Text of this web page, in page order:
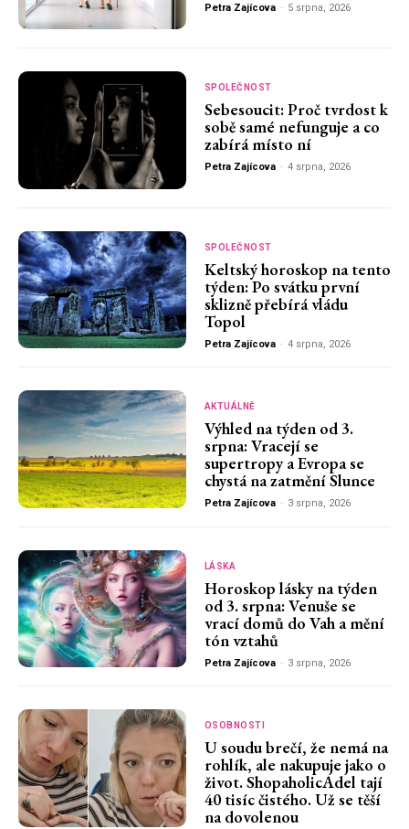
Petra Zajícova - 5 srpna, 2026
SPOLEČNOST
Sebesoucit: Proč tvrdost k
sobě samé nefunguje a co
zabírá místo ní
Petra Zajícova - 4 srpna, 2026
SPOLEČNOST
Keltský horoskop na tento
týden: Po svátku první
sklizně přebírá vládu
Topol
Petra Zajícova - 4 srpna, 2026
AKTUÁLNĚ
Výhled na týden od 3.
srpna: Vracejí se
supertropy a Evropa se
chystá na zatmění Slunce
Petra Zajícova - 3 srpna, 2026
LÁSKA
Horoskop lásky na týden
od 3. srpna: Venuše se
vrací domů do Vah a mění
tón vztahů
Petra Zajícova - 3 srpna, 2026
OSOBNOSTI
U soudu brečí, že nemá na
rohlík, ale nakupuje jako o
život. ShopaholicAdel tají
40 tisíc čistého. Už se těší
na dovolenou